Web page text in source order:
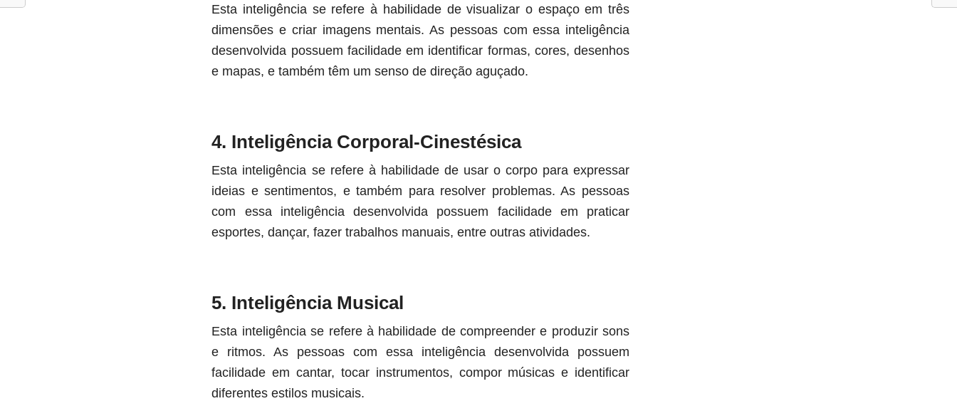
Esta inteligência se refere à habilidade de visualizar o espaço em três
dimensões e criar imagens mentais. As pessoas com essa inteligência
desenvolvida possuem facilidade em identificar formas, cores, desenhos
e mapas, e também têm um senso de direção aguçado.
4. Inteligência Corporal-Cinestésica
Esta inteligência se refere à habilidade de usar o corpo para expressar
ideias e sentimentos, e também para resolver problemas. As pessoas
com essa inteligência desenvolvida possuem facilidade em praticar
esportes, dançar, fazer trabalhos manuais, entre outras atividades.
5. Inteligência Musical
Esta inteligência se refere à habilidade de compreender e produzir sons
e ritmos. As pessoas com essa inteligência desenvolvida possuem
facilidade em cantar, tocar instrumentos, compor músicas e identificar
diferentes estilos musicais.